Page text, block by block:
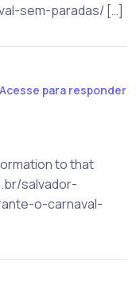
sem-paradas/ […]
Acesse para responder
to that
salvador-
o-carnaval-